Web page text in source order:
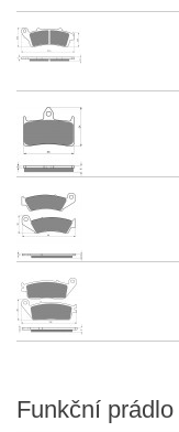
Funkční prádlo